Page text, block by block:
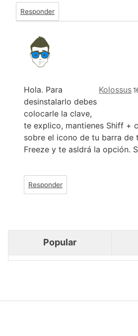
Responder
Kolossus
Hola. Para
desinstalarlo debes
colocarle la clave,
te explico, mantienes Shiff +
sobre el icono de tu barra de
Freeze y te asldrá la opción.
Responder
Popular